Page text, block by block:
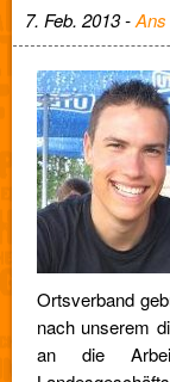
7. Feb. 2013 -Ans
Ortsverband
nach unserem
an die